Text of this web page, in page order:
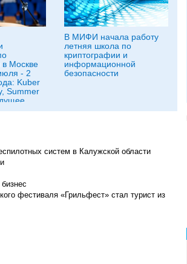
Москве
- 2
Kuber
Summer
В МИФИ начала работу
летняя школа по
криптографии и
информационной
безопасности
систем в Калужской области
фестиваля «Грильфест» стал турист из